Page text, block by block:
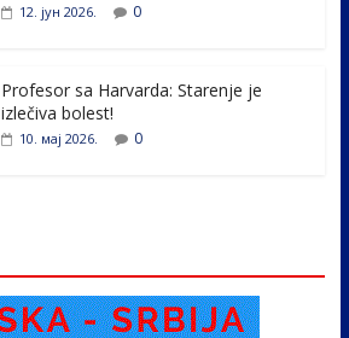
12. јун 2026. 0
Profesor sa Harvarda: Starenje je
izlečiva bolest!
10. мај 2026. 0